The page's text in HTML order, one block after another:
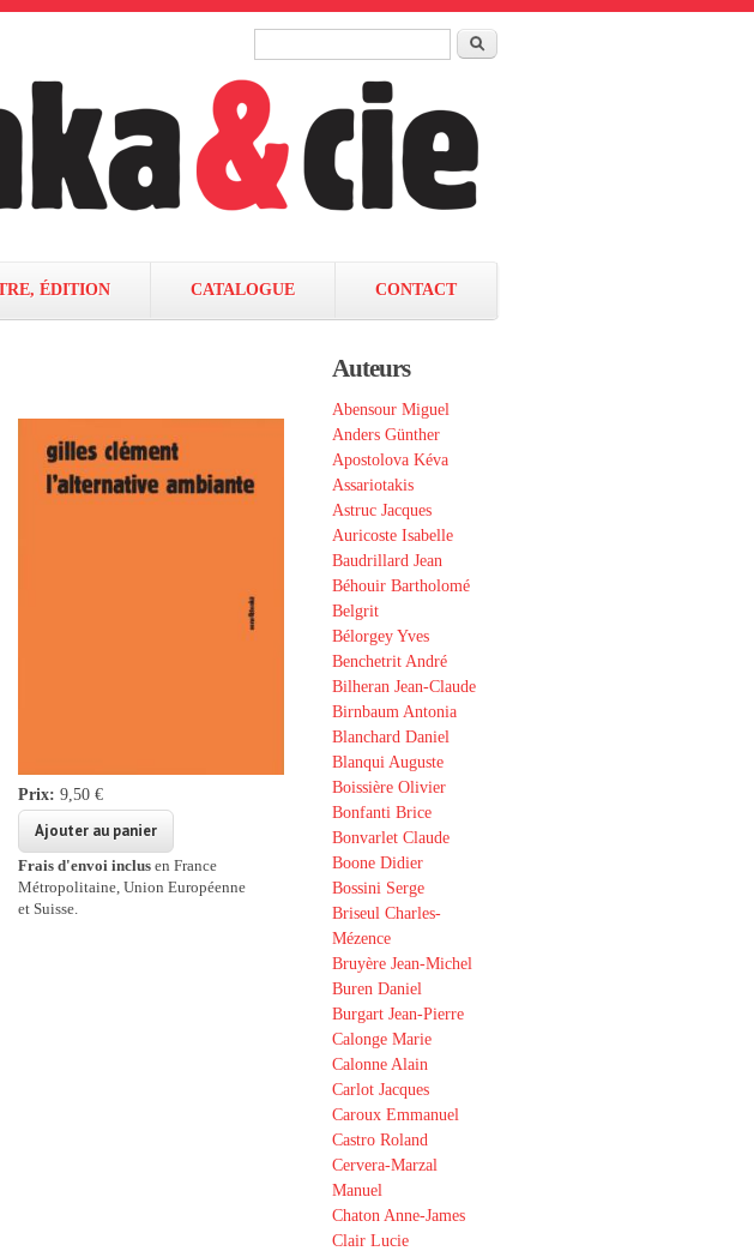
Rechercher
ÉDITION CATALOGUE CONTACT
Prix: 9,50 €
Frais d'envoi inclus en France
Métropolitaine, Union Européenne
et Suisse.
Auteurs
Abensour Miguel
Anders Günther
Apostolova Kéva
Assariotakis
Astruc Jacques
Auricoste Isabelle
Baudrillard Jean
Béhouir Bartholomé
Belgrit
Bélorgey Yves
Benchetrit André
Bilheran Jean-Claude
Birnbaum Antonia
Blanchard Daniel
Blanqui Auguste
Boissière Olivier
Bonfanti Brice
Bonvarlet Claude
Boone Didier
Bossini Serge
Briseul Charles-
Mézence
Bruyère Jean-Michel
Buren Daniel
Burgart Jean-Pierre
Calonge Marie
Calonne Alain
Carlot Jacques
Caroux Emmanuel
Castro Roland
Cervera-Marzal
Manuel
Chaton Anne-James
Clair Lucie